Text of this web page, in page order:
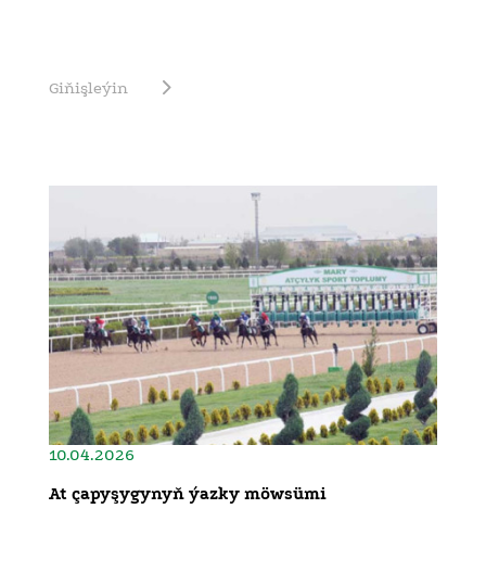
Giňişleýin
10.04.2026
At çapyşygynyň ýazky möwsümi